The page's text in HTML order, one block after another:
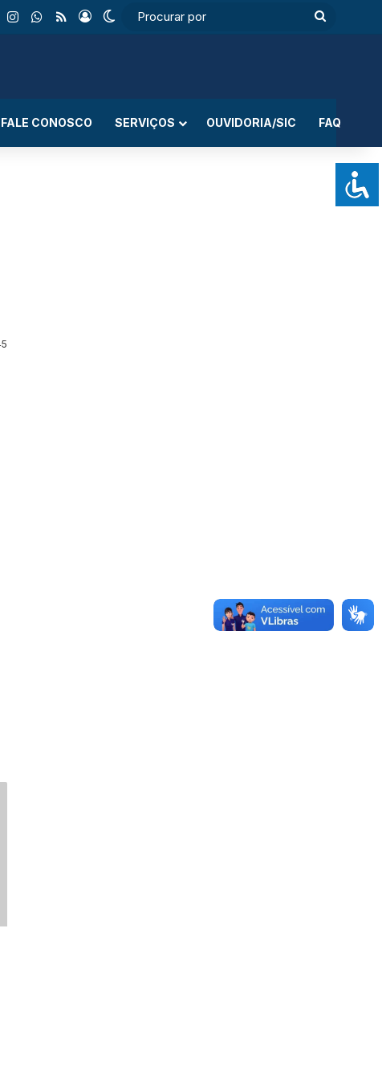
InstagramWhatsApp
RSSEntrarSwitch skin
Procurar
FALE CONOSCO SERVIÇOS OUVIDORIA/SIC FAQ